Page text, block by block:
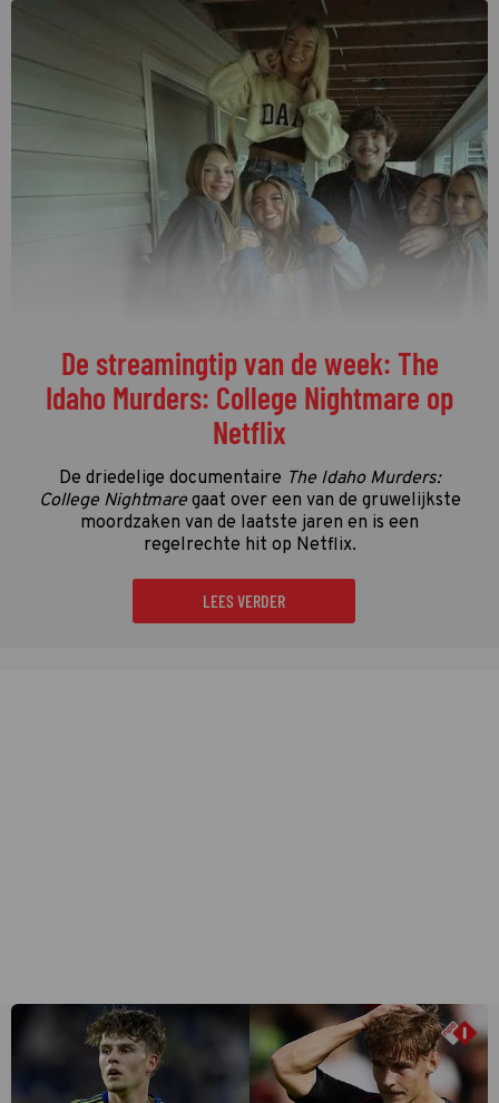
De streamingtip van de week: The
Idaho Murders: College Nightmare op
Netflix
De driedelige documentaire The Idaho Murders:
College Nightmaregaat over een van de gruwelijkste
moordzaken van de laatste jaren en is een
regelrechte hit op Netflix.
LEES VERDER